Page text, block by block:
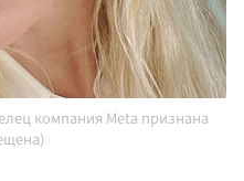
компания Meta признана